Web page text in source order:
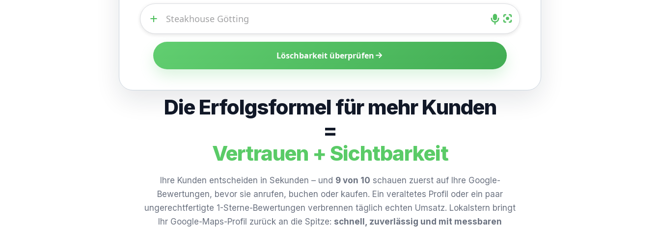
+
Löschbarkeit überprüfen
Die Erfolgsformel für mehr Kunden
=
Vertrauen + Sichtbarkeit
Ihre Kunden entscheiden in Sekunden – und 9 von 10 schauen zuerst auf Ihre Google-
Bewertungen, bevor sie anrufen, buchen oder kaufen. Ein veraltetes Profil oder ein paar
ungerechtfertigte 1-Sterne-Bewertungen verbrennen täglich echten Umsatz. Lokalstern bringt
Ihr Google-Maps-Profil zurück an die Spitze: schnell, zuverlässig und mit messbaren